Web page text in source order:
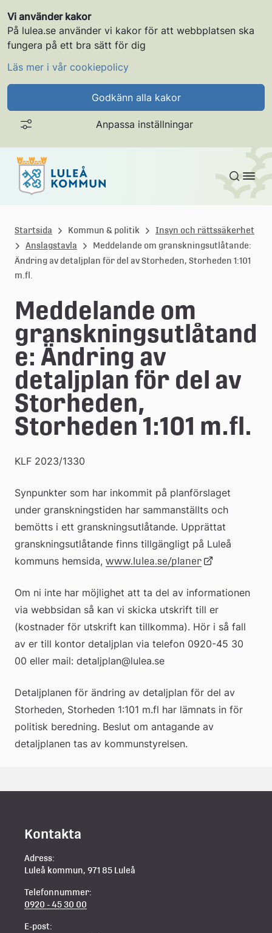
Vi använder kakor
På lulea.se använder vi kakor för att webbplatsen ska
fungera på ett bra sätt för dig
Läs mer i vår cookiepolicy
Godkänn alla kakor
Anpassa inställningar
Gå till innehållet
u
l
e
å
k
o
m
m
u
n
Startsida Kommun & politik
Insyn och rättssäkerhet
Anslagstavla
Meddelande om granskningsutlåtande:
Ändring av detaljplan för del av Storheden, Storheden 1:101
m.fl.
Meddelande om
granskningsutlåtand
e: Ändring av
detaljplan för del av
Storheden,
Storheden 1:101 m.fl.
KLF 2023/1330
Synpunkter som har inkommit på planförslaget
under granskningstiden har sammanställts och
bemötts i ett granskningsutlåtande. Upprättat
granskningsutlåtande finns tillgängligt på Luleå
kommuns hemsida, www.lulea.se/planer Länk
extern
webbplats
Om ni inte har möjlighet att ta del av informationen
via webbsidan så kan vi skicka utskrift till er
(kostnader för utskrift kan tillkomma). Hör i så fall
av er till kontor detaljplan via telefon 0920-45 30
00 eller mail: detaljplan@lulea.se
Detaljplanen för ändring av detaljplan för del av
Storheden, Storheden 1:101 m.fl har lämnats in för
politisk beredning. Beslut om antagande av
detaljplanen tas av kommunstyrelsen.
Kontakta
Adress:
Luleå kommun, 971 85 Luleå
Telefonnummer:
0920 - 45 30 00
E-post: